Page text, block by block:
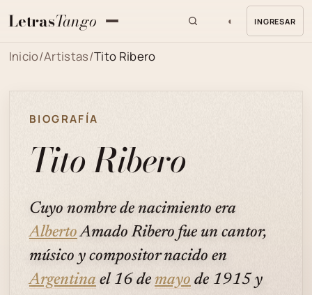
LetrasTango ◐ INGRESAR
Inicio/Artistas/Tito Ribero
BIOGRAFÍA
Tito Ribero
Cuyo nombre de nacimiento era
AlbertoAmado Ribero fue un cantor,
músico y compositor nacido en
Argentina el 16 de mayo de 1915 y